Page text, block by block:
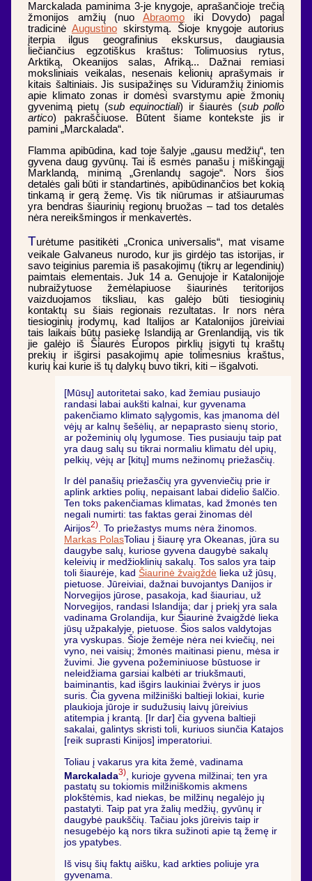
Marckalada paminima 3-je knygoje, aprašančioje trečią
žmonijos amžių (nuo Abraomo iki Dovydo) pagal
tradicinė Augustino skirstymą. Šioje knygoje autorius
įterpia ilgus geografinius ekskursus, daugiausia
liečiančius egzotiškus kraštus: Tolimuosius rytus,
Arktiką, Okeanijos salas, Afriką... Dažnai remiasi
moksliniais veikalas, nesenais kelionių aprašymais ir
kitais šaltiniais. Jis susipažinęs su Viduramžių žiniomis
apie klimato zonas ir domėsi svarstymu apie žmonių
gyvenimą pietų (sub equinoctiali) ir šiaurės (sub pollo
artico) pakraščiuose. Būtent šiame kontekste jis ir
pamini „Marckalada“.
Flamma apibūdina, kad toje šalyje „gausu medžių“, ten
gyvena daug gyvūnų. Tai iš esmės panašu į miškingąjį
Marklandą, minimą „Grenlandų sagoje“. Nors šios
detalės gali būti ir standartinės, apibūdinančios bet kokią
tinkamą ir gerą žemę. Vis tik niūrumas ir atšiaurumas
yra bendras šiaurinių regionų bruožas – tad tos detalės
nėra nereikšmingos ir menkavertės.
Turėtume pasitikėti „Cronica universalis“, mat visame
veikale Galvaneus nurodo, kur jis girdėjo tas istorijas, ir
savo teiginius paremia iš pasakojimų (tikrų ar legendinių)
paimtais elementais. Juk 14 a. Genujoje ir Katalonijoje
nubraižytuose žemėlapiuose šiaurinės teritorijos
vaizduojamos tiksliau, kas galėjo būti tiesioginių
kontaktų su šiais regionais rezultatas. Ir nors nėra
tiesioginių įrodymų, kad Italijos ar Katalonijos jūreiviai
tais laikais būtų pasiekę Islandiją ar Grenlandiją, vis tik
jie galėjo iš Šiaurės Europos pirklių įsigyti tų kraštų
prekių ir išgirsi pasakojimų apie tolimesnius kraštus,
kurių kai kurie iš tų dalykų buvo tikri, kiti – išgalvoti.
[Mūsų] autoritetai sako, kad žemiau pusiaujo
randasi labai aukšti kalnai, kur gyvenama
pakenčiamo klimato sąlygomis, kas įmanoma dėl
vėjų ar kalnų šešėlių, ar nepaprasto sienų storio,
ar požeminių olų lygumose. Ties pusiauju taip pat
yra daug salų su tikrai normaliu klimatu dėl upių,
pelkių, vėjų ar [kitų] mums nežinomų priežasčių.
Ir dėl panašių priežasčių yra gyvenviečių prie ir
aplink arkties polių, nepaisant labai didelio šalčio.
Ten toks pakenčiamas klimatas, kad žmonės ten
negali numirti: tas faktas gerai žinomas dėl
Airijos2). To priežastys mums nėra žinomos.
Markas PolasToliau į šiaurę yra Okeanas, jūra su
daugybe salų, kuriose gyvena daugybė sakalų
keleivių ir medžioklinių sakalų. Tos salos yra taip
toli šiaurėje, kad Šiaurinė žvaigždė lieka už jūsų,
pietuose. Jūreiviai, dažnai buvojantys Danijos ir
Norvegijos jūrose, pasakoja, kad šiauriau, už
Norvegijos, randasi Islandija; dar į priekį yra sala
vadinama Grolandija, kur Šiaurinė žvaigždė lieka
jūsų užpakalyje, pietuose. Šios salos valdytojas
yra vyskupas. Šioje žemėje nėra nei kviečių, nei
vyno, nei vaisių; žmonės maitinasi pienu, mėsa ir
žuvimi. Jie gyvena požeminiuose būstuose ir
neleidžiama garsiai kalbėti ar triukšmauti,
baiminantis, kad išgirs laukiniai žvėrys ir juos
suris. Čia gyvena milžiniški baltieji lokiai, kurie
plaukioja jūroje ir sudužusių laivų jūreivius
atitempia į krantą. [Ir dar] čia gyvena baltieji
sakalai, galintys skristi toli, kuriuos siunčia Katajos
[reik suprasti Kinijos] imperatoriui.
Toliau į vakarus yra kita žemė, vadinama
Marckalada3) , kurioje gyvena milžinai; ten yra
pastatų su tokiomis milžiniškomis akmens
plokštėmis, kad niekas, be milžinų negalėjo jų
pastatyti. Taip pat yra žalių medžių, gyvūnų ir
daugybė paukščių. Tačiau joks jūreivis taip ir
nesugebėjo ką nors tikra sužinoti apie tą žemę ir
jos ypatybes.
Iš visų šių faktų aišku, kad arkties poliuje yra
gyvenama.